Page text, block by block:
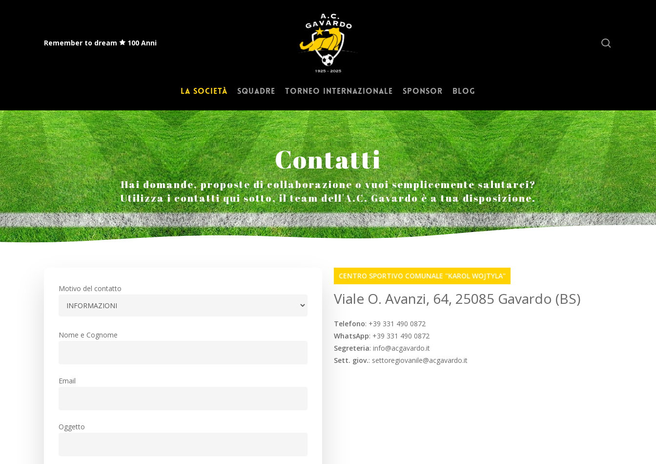
Premi invio per cercare o ESC per chiudere
Remember to dream 100 Anni
La società Squadre Torneo Internazionale Sponsor Blog
Contatti
Hai domande, proposte di collaborazione o vuoi semplicemente salutarci?
Utilizza i contatti qui sotto, il team dell'A.C. Gavardo è a tua disposizione.
Motivo del contatto
Nome e Cognome
Email
Oggetto
CENTRO SPORTIVO COMUNALE "KAROL WOJTYLA"
Viale O. Avanzi, 64, 25085 Gavardo (BS)
Telefono: +39 331 490 0872
WhatsApp: +39 331 490 0872
Segreteria: info@acgavardo.it
Sett. giov.: settoregiovanile@acgavardo.it